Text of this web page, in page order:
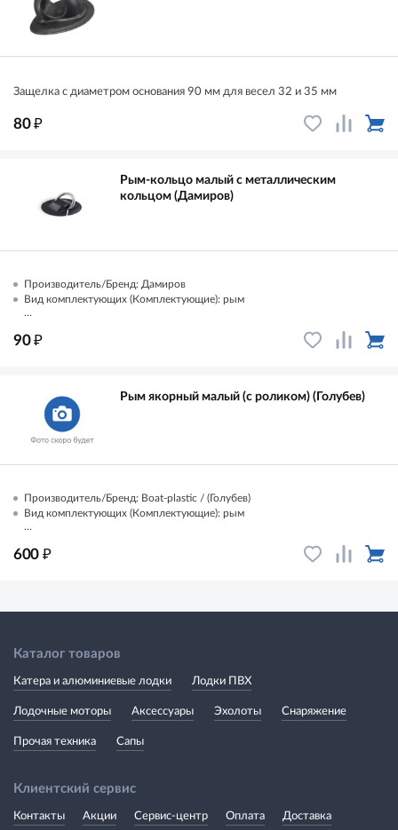
Защелка с диаметром основания 90 мм для весел 32 и 35 мм
80₽
Рым-кольцо малый с металлическим
кольцом (Дамиров)
Производитель/Бренд: Дамиров
Вид комплектующих (Комплектующие): рым
...
90₽
Рым якорный малый (с роликом) (Голубев)
Производитель/Бренд: Boat-plastic / (Голубев)
Вид комплектующих (Комплектующие): рым
...
600 ₽
Каталог товаров
Катера и алюминиевые лодки Лодки ПВХ
Лодочные моторы Аксессуары Эхолоты Снаряжение
Прочая техника Сапы
Клиентский сервис
Контакты Акции Сервис-центр Оплата Доставка